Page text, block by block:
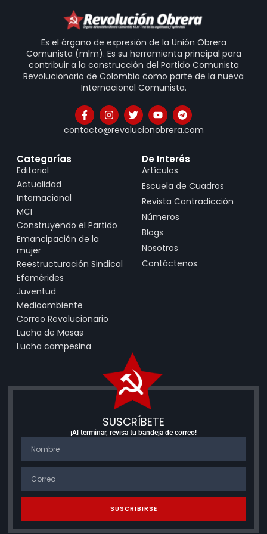
Es el órgano de expresión de la Unión Obrera
Comunista (mlm). Es su herramienta principal para
contribuir a la construcción del Partido Comunista
Revolucionario de Colombia como parte de la nueva
Internacional Comunista.
contacto@revolucionobrera.com
Categorías
Editorial
Actualidad
Internacional
MCI
Construyendo el Partido
Emancipación de la
mujer
Reestructuración Sindical
Efemérides
Juventud
Medioambiente
Correo Revolucionario
Lucha de Masas
Lucha campesina
De Interés
Artículos
Escuela de Cuadros
Revista Contradicción
Números
Blogs
Nosotros
Contáctenos
SUSCRÍBETE
¡Al terminar, revisa tu bandeja de correo!
SUSCRIBIRSE